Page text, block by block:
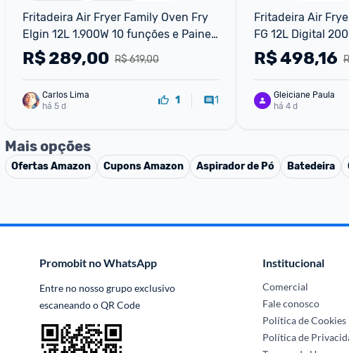
Fritadeira Air Fryer Family Oven Fry
Elgin 12L 1.900W 10 funções e Painel
Digital
R$ 619,00
R$289,00
Carlos Lima
há 5 d
1 1
Fritadeira Air
FG 12L Digital
R$498,16
Gleiciane Paula
há 4 d
Mais opções
OfertasAmazon CuponsAmazon Aspirador de Pó Batedeira
Promobit no WhatsApp
Entre no nosso grupo exclusivo
escaneando o QR Code
Institucional
Comercial
Fale conosco
Política de Cookies
Política de